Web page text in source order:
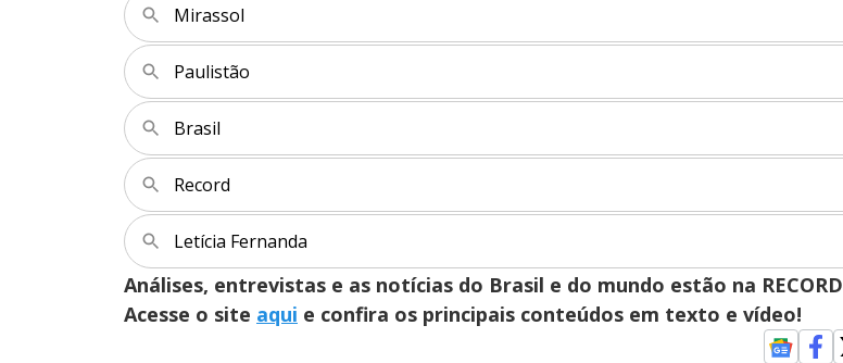
V
i
d
Mirassol
Paulistão
Brasil
Record
Letícia Fernanda
Análises, entrevistas e as notícias do Brasil e do mundo estão na RECORD
Acesse o site aqui e confira os principais conteúdos em texto e vídeo!